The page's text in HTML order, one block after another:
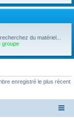
du matériel...
groupe
enregistré le plus récent